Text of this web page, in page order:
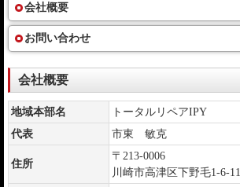
会社概要
お問い合わせ
会社概要
地域本部名
トータルリペアIPY
代表
市東 敏克
住所
〒213-0006
川崎市高津区下野毛1-6-11